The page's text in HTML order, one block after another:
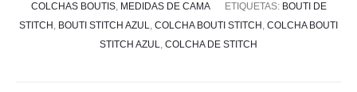
COLCHAS BOUTIS, MEDIDAS DE CAMA ETIQUETAS: BOUTI DE
STITCH , BOUTI STITCH AZUL, COLCHA BOUTI STITCH , COLCHA BOUTI
STITCH AZUL, COLCHA DE STITCH